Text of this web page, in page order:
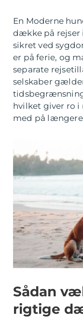
En Moderne
dække på rejser
sikret ved
er på ferie, og
separate
selskaber
hvilket giver ro i
med på
Sådan
rigtige